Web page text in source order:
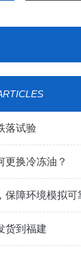
落试验
更换冷冻油？
保障环境模拟可
货到福建